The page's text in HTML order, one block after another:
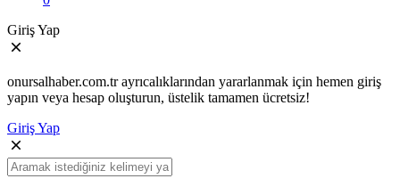
Giriş Yap
onursalhaber.com.tr ayrıcalıklarından yararlanmak için hemen giriş
yapın veya hesap oluşturun, üstelik tamamen ücretsiz!
Giriş Yap